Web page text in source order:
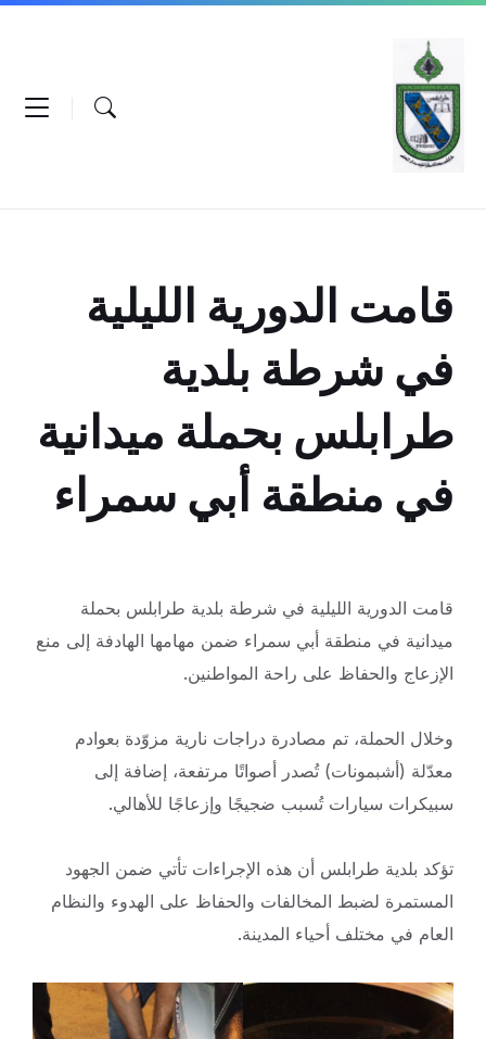
Skip
content
Skip
navigation
Skip
قامت الدورية الليلية
في شرطة بلدية
طرابلس بحملة ميدانية
في منطقة أبي سمراء
قامت الدورية الليلية في شرطة بلدية طرابلس بحملة
ميدانية في منطقة أبي سمراء ضمن مهامها الهادفة إلى منع
الإزعاج والحفاظ على راحة المواطنين.
وخلال الحملة، تم مصادرة دراجات نارية مزوّدة بعوادم
معدّلة (أشبمونات) تُصدر أصواتًا مرتفعة، إضافة إلى
سبيكرات سيارات تُسبب ضجيجًا وإزعاجًا للأهالي.
تؤكد بلدية طرابلس أن هذه الإجراءات تأتي ضمن الجهود
المستمرة لضبط المخالفات والحفاظ على الهدوء والنظام
العام في مختلف أحياء المدينة.